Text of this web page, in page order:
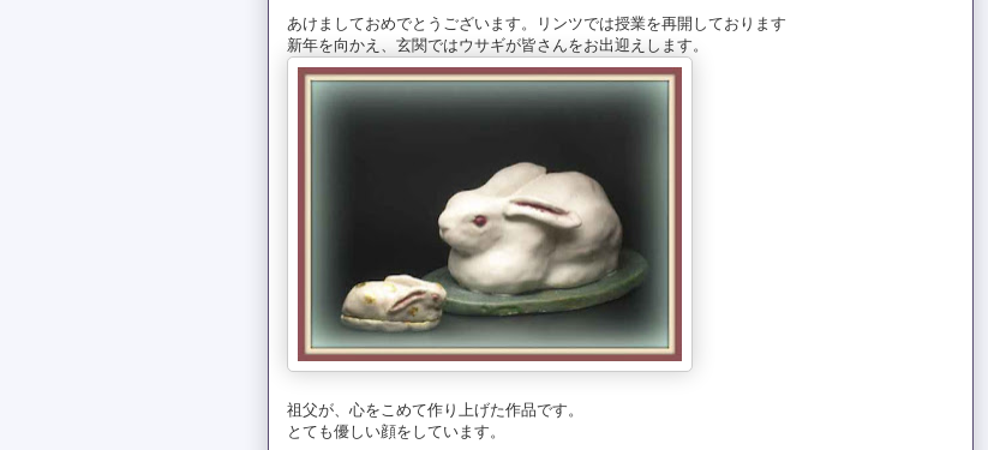
あけましておめでとうございます。リンツでは授業を再開しております
新年を向かえ、玄関ではウサギが皆さんをお出迎えします。
祖父が、心をこめて作り上げた作品です。
とても優しい顔をしています。